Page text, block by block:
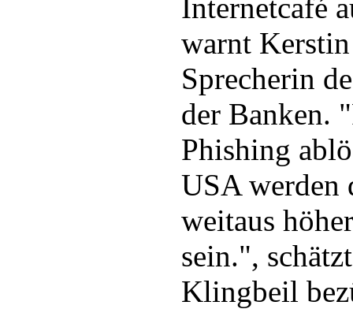
Internetcafé
warnt
Sprecherin
der Banken.
Phishing
USA werden
weitaus
sein.",
Klingbeil